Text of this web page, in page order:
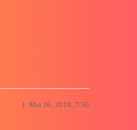
Mai 16, 2018, 7:50
1